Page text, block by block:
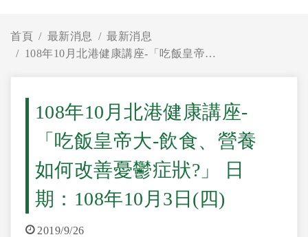
首頁 最新消息
最新消息
108年10月北港健康講座-「吃飯皇帝大-飲食、營養如何改善憂鬱症狀?」 日期：108年10月3日(四)
108年10月北港健康講座-
「吃飯皇帝大-飲食、營養
如何改善憂鬱症狀?」 日
期：108年10月3日(四)
2019/9/26